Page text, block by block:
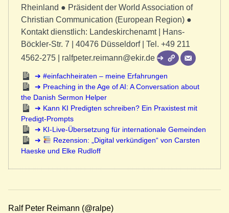
Rheinland ● Präsident der World Association of
Christian Communication (European Region) ●
Kontakt dienstlich: Landeskirchenamt | Hans-
Böckler-Str. 7 | 40476 Düsseldorf | Tel. +49 211
4562-275 | ralfpeter.reimann@ekir.de
#einfachheiraten – meine Erfahrungen
Preaching in the Age of AI: A Conversation about
the Danish Sermon Helper
Kann KI Predigten schreiben? Ein Praxistest mit
Predigt-Prompts
KI-Live-Übersetzung für internationale Gemeinden
Rezension: „Digital verkündigen“ von Carsten
Haeske und Elke Rudloff
Ralf Peter Reimann (@ralpe)